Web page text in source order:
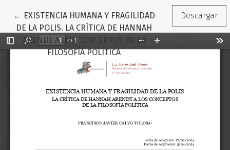
← Volver a los detalles del artículo
EXISTENCIA HUMANA Y FRAGILIDAD
DE LA POLIS. LA CRÍTICA DE HANNAH
ARENDT A LOS CONCEPTOS DE LA
FILOSOFÍA POLÍTICA
Descargar